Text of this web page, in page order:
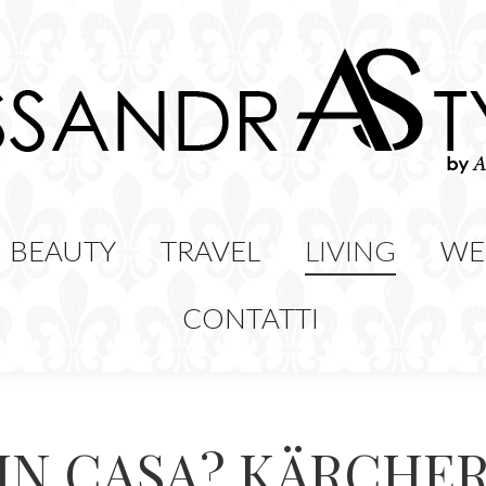
BEAUTY TRAVEL LIVING
CONTATTI